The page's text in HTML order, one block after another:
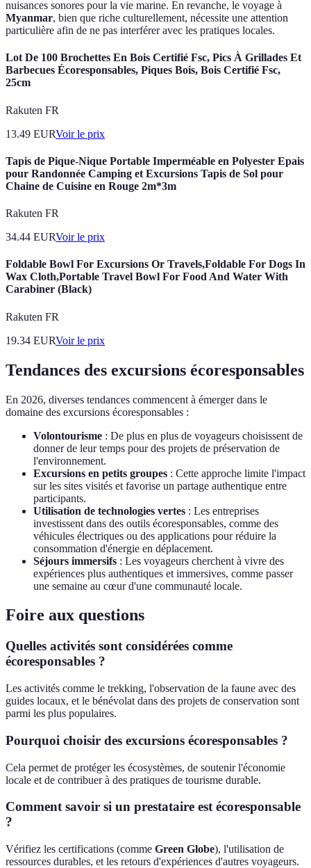
nuisances sonores pour la vie marine. En revanche, le voyage à
Myanmar, bien que riche culturellement, nécessite une attention
particulière afin de ne pas interférer avec les pratiques locales.
Lot De 100 Brochettes En Bois Certifié Fsc, Pics À Grillades Et
Barbecues Écoresponsables, Piques Bois, Bois Certifié Fsc,
25cm
Rakuten FR
13.49 EURVoir le prix
Tapis de Pique-Nique Portable Imperméable en Polyester Epais
pour Randonnée Camping et Excursions Tapis de Sol pour
Chaine de Cuisine en Rouge 2m*3m
Rakuten FR
34.44 EURVoir le prix
Foldable Bowl For Excursions Or Travels,Foldable For Dogs In
Wax Cloth,Portable Travel Bowl For Food And Water With
Carabiner (Black)
Rakuten FR
19.34 EURVoir le prix
Tendances des excursions écoresponsables
En 2026, diverses tendances commencent à émerger dans le
domaine des excursions écoresponsables :
Volontourisme : De plus en plus de voyageurs choisissent de
donner de leur temps pour des projets de préservation de
l'environnement.
Excursions en petits groupes : Cette approche limite l'impact
sur les sites visités et favorise un partage authentique entre
participants.
Utilisation de technologies vertes : Les entreprises
investissent dans des outils écoresponsables, comme des
véhicules électriques ou des applications pour réduire la
consommation d'énergie en déplacement.
Séjours immersifs : Les voyageurs cherchent à vivre des
expériences plus authentiques et immersives, comme passer
une semaine au cœur d'une communauté locale.
Foire aux questions
Quelles activités sont considérées comme
écoresponsables ?
Les activités comme le trekking, l'observation de la faune avec des
guides locaux, et le bénévolat dans des projets de conservation sont
parmi les plus populaires.
Pourquoi choisir des excursions écoresponsables ?
Cela permet de protéger les écosystèmes, de soutenir l'économie
locale et de contribuer à des pratiques de tourisme durable.
Comment savoir si un prestataire est écoresponsable
?
Vérifiez les certifications (comme Green Globe), l'utilisation de
ressources durables, et les retours d'expériences d'autres voyageurs.